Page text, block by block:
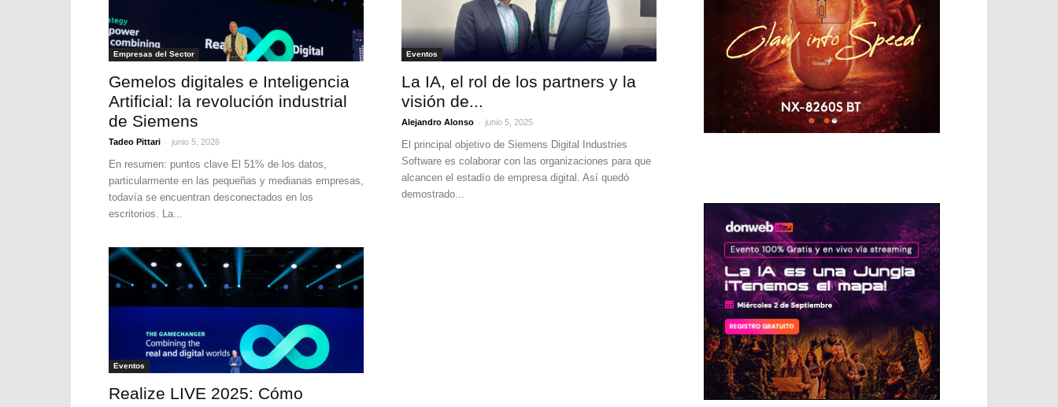
Empresas del Sector
Gemelos digitales e Inteligencia
Artificial: la revolución industrial
de Siemens
Tadeo Pittari - junio 5, 2026
En resumen: puntos clave El 51% de los datos,
particularmente en las pequeñas y medianas empresas,
todavía se encuentran desconectados en los
escritorios. La...
Eventos
La IA, el rol de los partners y la
visión de...
Alejandro Alonso - junio 5, 2025
El principal objetivo de Siemens Digital Industries
Software es colaborar con las organizaciones para que
alcancen el estadío de empresa digital. Así quedó
demostrado...
Eventos
Realize LIVE 2025: Cómo